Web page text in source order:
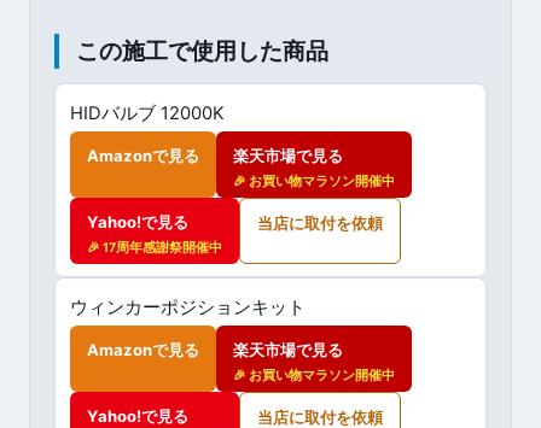
この施工で使用した商品
HIDバルブ 12000K
Amazonで見る 楽天市場で見る
🎉 お買い物マラソン開催中
Yahoo!で見る
🎉 17周年感謝祭開催中
当店に取付を依頼
ウィンカーポジションキット
Amazonで見る 楽天市場で見る
🎉 お買い物マラソン開催中
Yahoo!で見る 当店に取付を依頼